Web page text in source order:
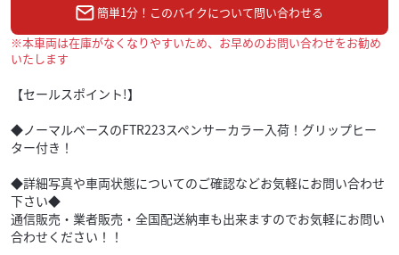
簡単1分！このバイクについて問い合わせる
※本車両は在庫がなくなりやすいため、お早めのお問い合わせをお勧め
いたします
【セールスポイント!】
◆ノーマルベースのFTR223スペンサーカラー入荷！グリップヒー
ター付き！
◆詳細写真や車両状態についてのご確認などお気軽にお問い合わせ
下さい◆
通信販売・業者販売・全国配送納車も出来ますのでお気軽にお問い
合わせください！！